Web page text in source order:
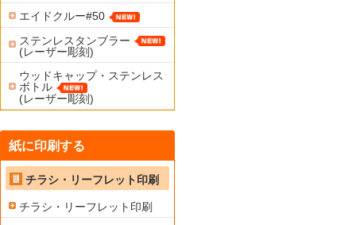
エイドクルー#50
ステンレスタンブラー
(レーザー彫刻)
ウッドキャップ・ステンレス
ボトル
(レーザー彫刻)
紙に印刷する
チラシ・リーフレット印刷
チラシ・リーフレット印刷